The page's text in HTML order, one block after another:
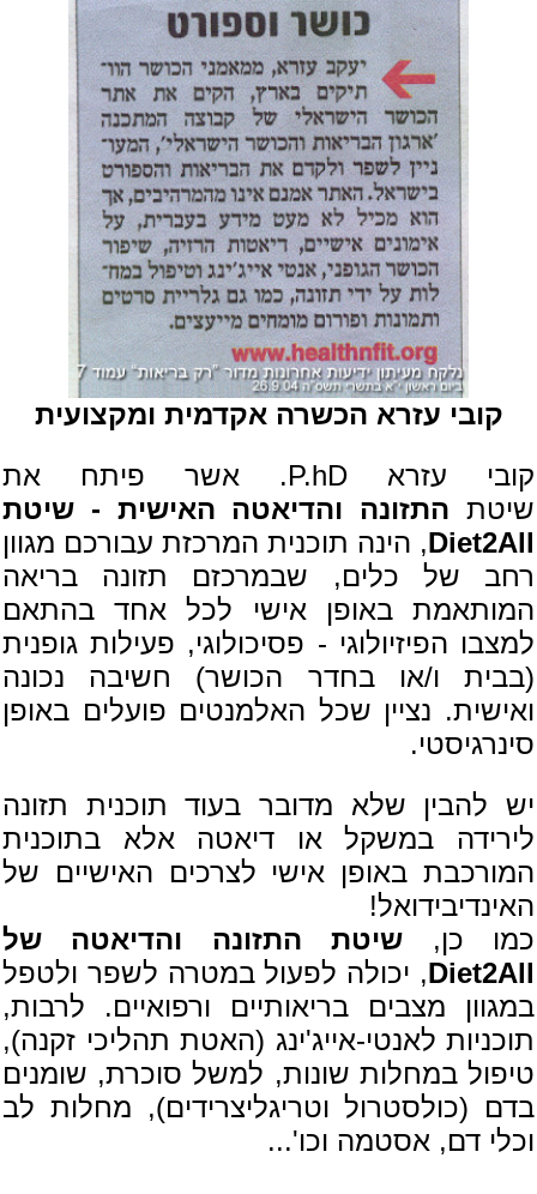
קובי עזרא הכשרה אקדמית ומקצועית
קובי עזרא P.hD. אשר פיתח את
שיטת התזונה והדיאטה האישית - שיטת
Diet2All, הינה תוכנית המרכזת עבורכם מגוון
רחב של כלים, שבמרכזם תזונה בריאה
המותאמת באופן אישי לכל אחד בהתאם
למצבו הפיזיולוגי - פסיכולוגי, פעילות גופנית
(בבית ו/או בחדר הכושר) חשיבה נכונה
ואישית. נציין שכל האלמנטים פועלים באופן
סינרגיסטי.
יש להבין שלא מדובר בעוד תוכנית תזונה
לירידה במשקל או דיאטה אלא בתוכנית
המורכבת באופן אישי לצרכים האישיים של
האינדיבידואל!
כמו כן, שיטת התזונה והדיאטה של
Diet2All, יכולה לפעול במטרה לשפר ולטפל
במגוון מצבים בריאותיים ורפואיים. לרבות,
תוכניות לאנטי-אייג'ינג (האטת תהליכי זקנה),
טיפול במחלות שונות, למשל סוכרת, שומנים
בדם (כולסטרול וטריגליצרידים), מחלות לב
וכלי דם, אסטמה וכו'...